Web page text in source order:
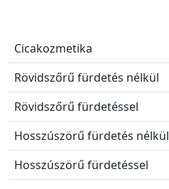
Cicakozmetika
Rövidszőrű fürdetés nélkül
Rövidszőrű fürdetéssel
Hosszúszörű fürdetés nélkül
Hosszúszörű fürdetéssel